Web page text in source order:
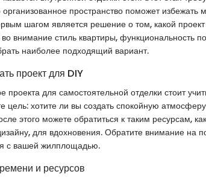
организованное пространство поможет
шагом является решение о том, какой
внимание стиль квартиры, функциональность
наиболее подходящий вариант.
проект для DIY
проекта для самостоятельной отделки стоит
цель: хотите ли вы создать спокойную
этого можете обратиться к таким ресурсам,
для вдохновения. Обратите внимание на
с вашей жилплощадью.
и ресурсов